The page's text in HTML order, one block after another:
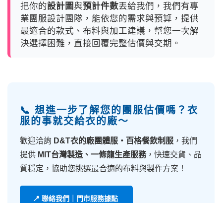
把你的設計圖與預計件數丟給我們，我們有專
業團服設計團隊，能依您的需求與預算，提供
最適合的款式、布料與加工建議，幫您一次解
決選擇困難，直接回覆完整估價與交期。
📞 想進一步了解您的團服估價嗎？衣
服的事就交給衣的廠～
歡迎洽詢 D&T衣的廠團體服・百格餐飲制服 ，我們
提供 MIT台灣製造、一條龍生產服務，快速交貨、品
質穩定，協助您挑選最合適的布料與製作方案！
📍 聯絡我們｜門市服務據點